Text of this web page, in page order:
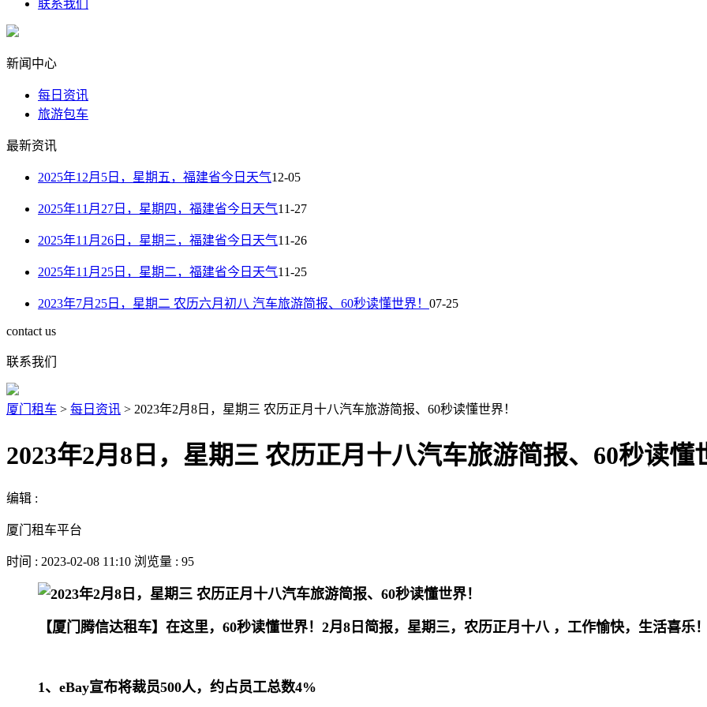
联系我们
新闻中心
每日资讯
旅游包车
最新资讯
2025年12月5日，星期五，福建省今日天气12-05
2025年11月27日，星期四，福建省今日天气11-27
2025年11月26日，星期三，福建省今日天气11-26
2025年11月25日，星期二，福建省今日天气11-25
2023年7月25日，星期二 农历六月初八 汽车旅游简报、60秒读懂世界！ 07-25
contact us
联系我们
厦门租车 > 每日资讯 > 2023年2月8日，星期三 农历正月十八汽车旅游简报、60秒读懂世界！
2023年2月8日，星期三 农历正月十八汽车旅游简报、60秒读懂
编辑 :
厦门租车平台
时间 : 2023-02-08 11:10 浏览量 : 95
【厦门腾信达租车】在这里，60秒读懂世界！2月8日简报，星期三，农历正月十八 ，工作愉快，生活喜乐！
1、eBay宣布将裁员500人，约占员工总数4%